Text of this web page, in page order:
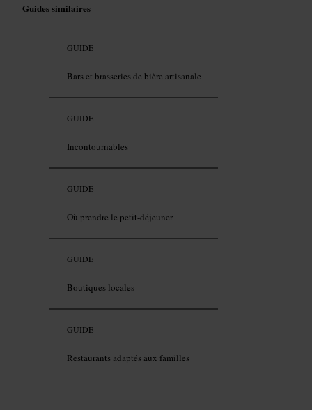
Guides similaires
GUIDE
Bars et brasseries de bière artisanale
GUIDE
Incontournables
GUIDE
Où prendre le petit-déjeuner
GUIDE
Boutiques locales
GUIDE
Restaurants adaptés aux familles